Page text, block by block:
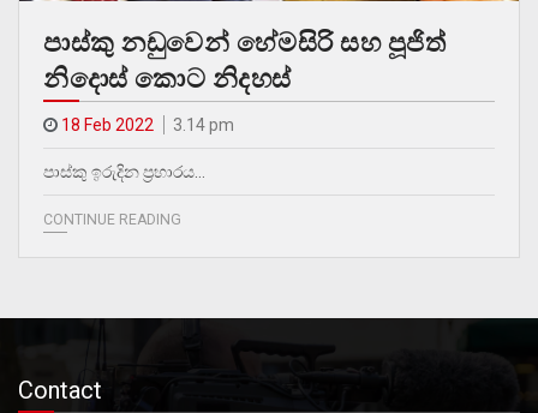
පාස්කු නඩුවෙන් හේමසිරි සහ පූජිත්
නිදොස් කොට නිදහස්
18 Feb 2022 3.14 pm
පාස්කු ඉරුදින ප්‍රහාරය…
CONTINUE READING
Contact